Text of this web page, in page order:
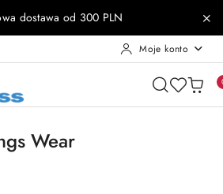
głównej
konto
głównego
dostawa od 300 PLN
Moje konto
Wear